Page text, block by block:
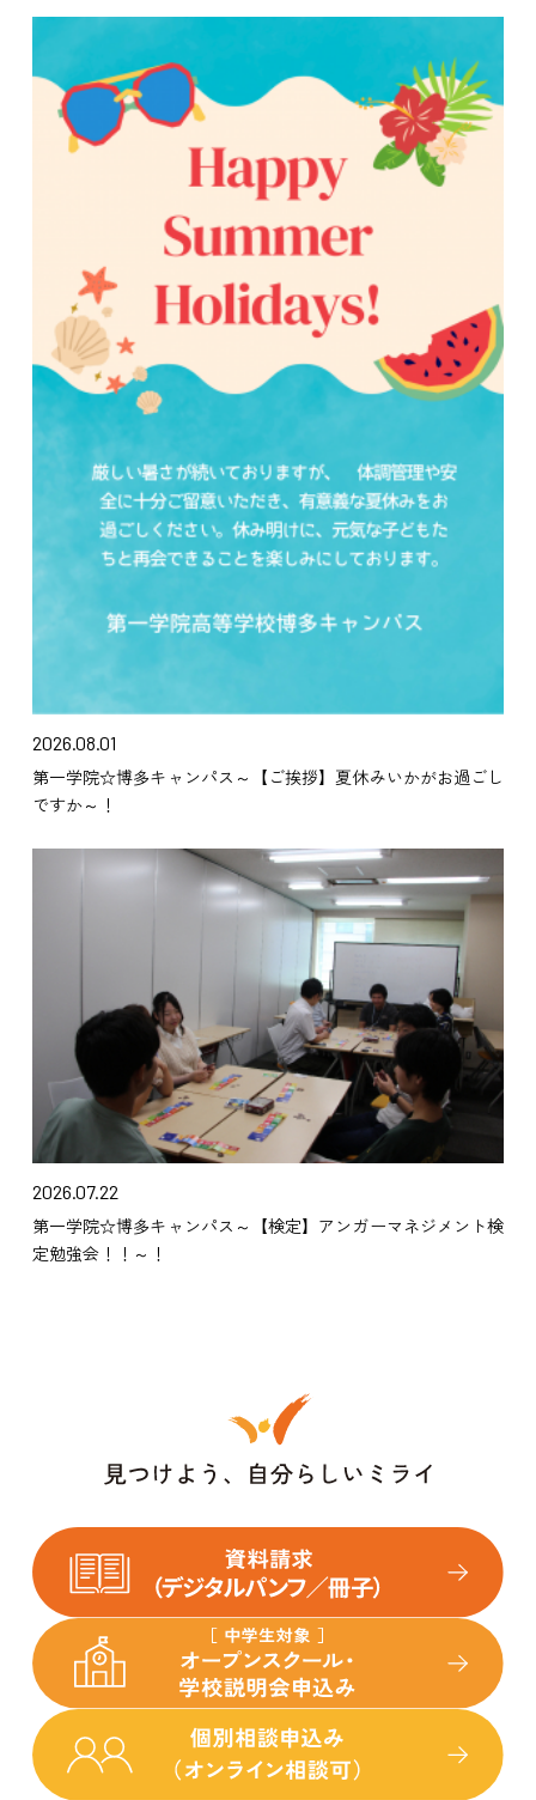
2026.08.01
第一学院☆博多キャンパス～【ご挨拶】夏休みいかがお過ごし
ですか～！
2026.07.22
第一学院☆博多キャンパス～【検定】アンガーマネジメント検
定勉強会！！～！